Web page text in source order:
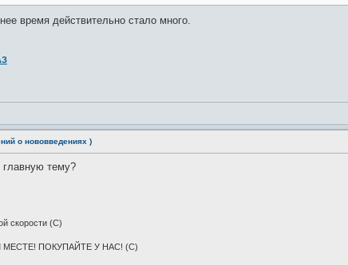
время действительно стало много.
о нововведениях )
тему?
скорости (С)
ПОКУПАЙТЕ У НАС! (С)